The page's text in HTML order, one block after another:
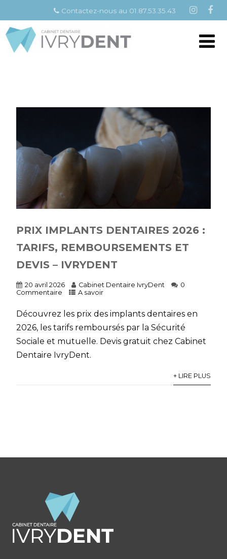
Contactez-nous au 01.87.53.35.43
PRIX IMPLANTS DENTAIRES 2026 :
TARIFS, REMBOURSEMENTS ET
DEVIS – IVRYDENT
20 avril 2026 Cabinet Dentaire IvryDent
0
Commentaire
A savoir
Découvrez les prix des implants dentaires en
2026, les tarifs remboursés par la Sécurité
Sociale et mutuelle. Devis gratuit chez Cabinet
Dentaire IvryDent.
+ LIRE PLUS